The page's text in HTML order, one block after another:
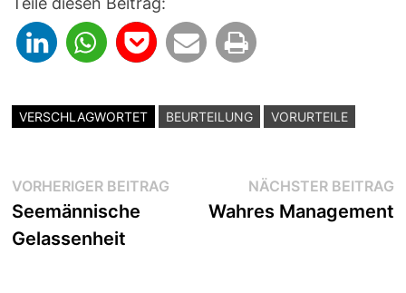
VERSCHLAGWORTET BEURTEILUNG VORURTEILE
Beitragsnavigation
VORHERIGER BEITRAG Vorheriger
Beitrag:
Seemännische
Gelassenheit
NÄCHSTER BEITRAG
Wahres Management